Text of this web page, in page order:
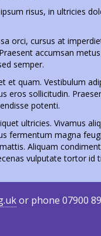
risus, in ultricies
orci, cursus at
accumsan
semper.
et quam. Vestibulum
eros sollicitudin.
potenti.
ultricies. Vivamus
fermentum magna
Aliquam
vulputate tortor id
or phone 07900